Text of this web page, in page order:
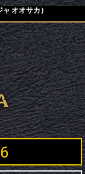
ャ オオサカ）